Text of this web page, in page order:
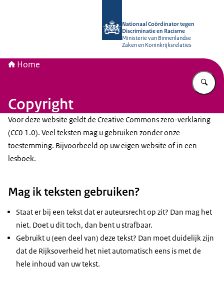
Nationaal Coördinator tegen
Discriminatie en Racisme
Ministerie van Binnenlandse
Zaken en Koninkrijksrelaties
Home
Copyright
Voor deze website geldt de Creative Commons zero-verklaring
(CC0 1.0). Veel teksten mag u gebruiken zonder onze
toestemming. Bijvoorbeeld op uw eigen website of in een
lesboek.
Mag ik teksten gebruiken?
Staat er bij een tekst dat er auteursrecht op zit? Dan mag het
niet. Doet u dit toch, dan bent u strafbaar.
Gebruikt u (een deel van) deze tekst? Dan moet duidelijk zijn
dat de Rijksoverheid het niet automatisch eens is met de
hele inhoud van uw tekst.